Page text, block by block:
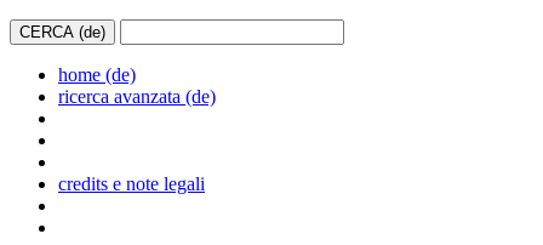
home (de)
ricerca avanzata (de)
credits e note legali